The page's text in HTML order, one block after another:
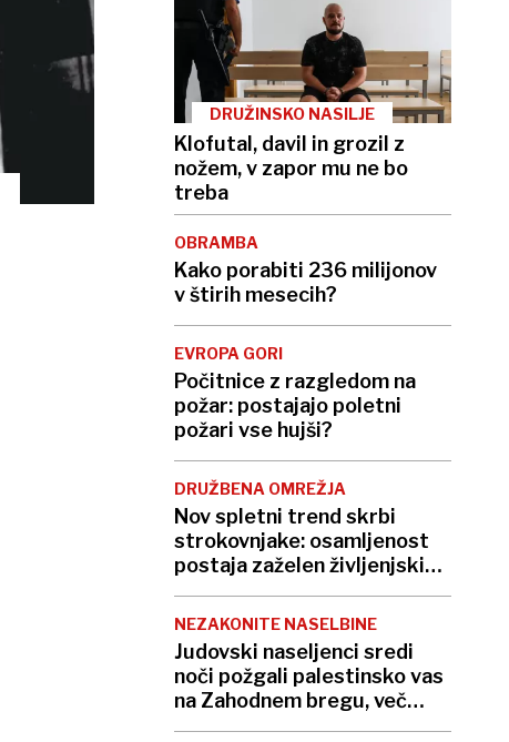
DRUŽINSKO NASILJE
Klofutal, davil in grozil z
nožem, v zapor mu ne bo
treba
OBRAMBA
Kako porabiti 236 milijonov
v štirih mesecih?
EVROPA GORI
Počitnice z razgledom na
požar: postajajo poletni
požari vse hujši?
DRUŽBENA OMREŽJA
Nov spletni trend skrbi
strokovnjake: osamljenost
postaja zaželen življenjski
slog
NEZAKONITE NASELBINE
Judovski naseljenci sredi
noči požgali palestinsko vas
na Zahodnem bregu, več
ranjenih